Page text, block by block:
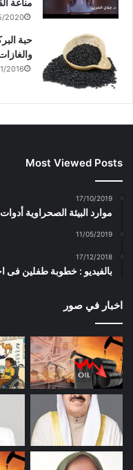
2020
حبة
2016
Most Viewed Posts
17/10/2019
موارد البيئة الصحراوية
11/05/2019
17/12/2018
بالفيديو : خطوبة طفلين
اخبار في صور